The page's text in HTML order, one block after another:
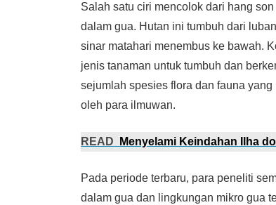
Salah satu ciri mencolok dari hang
dalam gua. Hutan ini tumbuh dari
sinar matahari menembus ke bawah.
jenis tanaman untuk tumbuh dan
sejumlah spesies flora dan fauna
oleh para ilmuwan.
READ Menyelami Keindahan Ilha
Pada periode terbaru, para peneliti
dalam gua dan lingkungan mikro gua